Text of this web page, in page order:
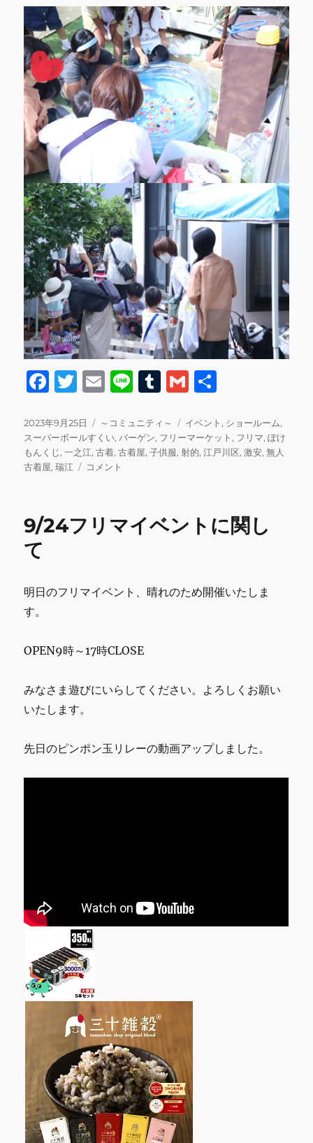
F
c
e
b
o
k
T
it
te
r
E
ai
l
Li
e
T
m
bl
G
ai
l
投
稿
日:
2023年9月25日
カ
テ
ゴ
リ
～コミュニティ～
タ
グ
イベント, ショールーム,
スーパーボールすくい,バーゲン, フリーマーケット, フリマ,ぽけ
もんくじ,一之江,古着,古着屋,子供服,射的,江戸川区,激安,無人
古着屋,瑞江
フ
ベ
が
ざ
ま
コメント
9/24フリマイベントに関し
て
明日のフリマイベント、晴れのため開催いたしま
す。
OPEN9時～17時CLOSE
みなさま遊びにいらしてください。よろしくお願い
いたします。
先日のピンポン玉リレーの動画アップしました。